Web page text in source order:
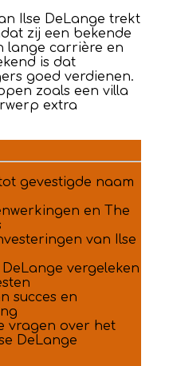
Ilse DeLange trekt
zij een bekende
lange carrière en
is dat
goed verdienen.
zoals een villa
extra
gevestigde naam
en The
van Ilse
vergeleken
succes en
vragen over het
DeLange